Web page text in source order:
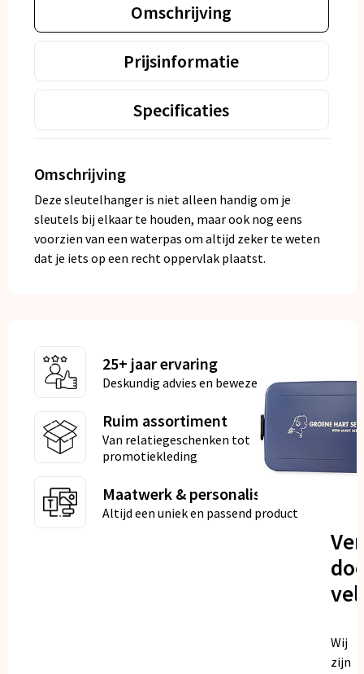
Omschrijving
Prijsinformatie
Specificaties
Omschrijving
Deze sleutelhanger is niet alleen handig om je
sleutels bij elkaar te houden, maar ook nog eens
voorzien van een waterpas om altijd zeker te weten
dat je iets op een recht oppervlak plaatst.
25+ jaar ervaring
Deskundig advies en bewezen kwaliteit
Ruim assortiment
Van relatiegeschenken tot
promotiekleding
Maatwerk & personalisatie
Altijd een uniek en passend product
Wij
zijn